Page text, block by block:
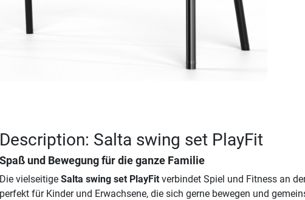
Description: Salta swing set PlayFit
Spaß und Bewegung für die ganze Familie
Die vielseitige Salta swing set PlayFitverbindet Spiel und Fitness an
perfekt für Kinder und Erwachsene, die sich gerne bewegen und